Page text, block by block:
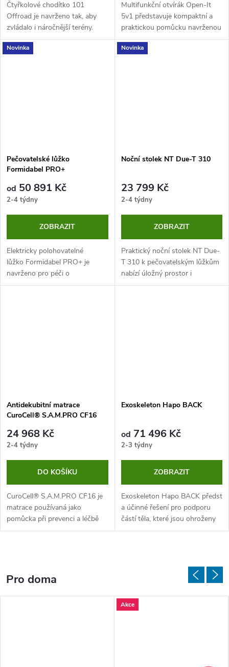
Čtyřkolové chodítko 101
Offroad je navrženo tak, aby
zvládalo i náročnější terény.
Díky tomu si poradí i
nezpevněnými lesními cestami
Multifunkční otvírák Open-It
5v1 představuje kompaktní a
praktickou pomůcku navrženou
pro seniory i osoby se sníženou
silou úchopu. Usnadňuje běžné
Novinka
Pečovatelské lůžko
Formidabel PRO+
od 50 891 Kč
2-4 týdny
ZOBRAZIT
Elektricky polohovatelné
lůžko Formidabel PRO+ je
navrženo pro péči o
dlouhodobě ležící klienty. Díky
Novinka
Noční stolek NT Due-T 310
23 799 Kč
2-4 týdny
ZOBRAZIT
Praktický noční stolek NT Due-
T 310 k pečovatelským lůžkům
nabízí úložný prostor i
přehledně řešené zásuvky a
Antidekubitní matrace
CuroCell® S.A.M.PRO CF16
24 968 Kč
2-4 týdny
DO KOŠÍKU
CuroCell® S.A.M.PRO CF16 je
matrace používaná jako
pomůcka při prevenci a léčbě
dekubitů až do kategorie 3
Exoskeleton Hapo BACK
od 71 496 Kč
2-3 týdny
ZOBRAZIT
Exoskeleton Hapo BACK
a účinné řešení pro podporu
částí těla, které jsou ohroženy
nebo postiženy bolestí při
Pro doma
Akce